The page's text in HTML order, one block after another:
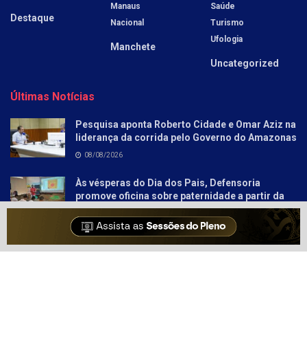
Destaque
Manaus
Nacional
Manchete
Saúde
Turismo
Ufologia
Uncategorized
Últimas Notícias
Pesquisa aponta Roberto Cidade e Omar Aziz na
liderança da corrida pelo Governo do Amazonas
08/08/2026
Às vésperas do Dia dos Pais, Defensoria
promove oficina sobre paternidade a partir da
literatura para socioeducandos
08/08/2026